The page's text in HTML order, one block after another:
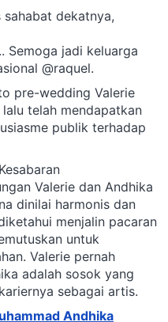
dekatnya,
Semoga jadi keluarga
@raquel.
pre-wedding Valerie
telah mendapatkan
publik terhadap
Valerie dan Andhika
dinilai harmonis dan
menjalin pacaran
untuk
Valerie pernah
adalah sosok yang
sebagai artis.
Andhika